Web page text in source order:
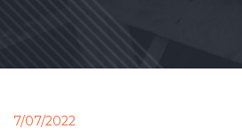
7/07/2022